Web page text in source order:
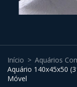
Início > Aquários
Aquário 140x45x50
Móvel